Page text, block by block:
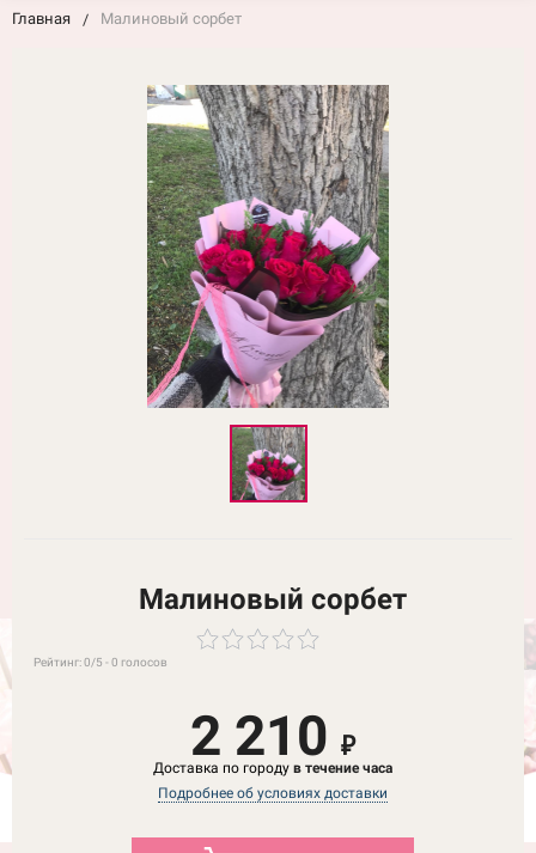
Главная Малиновый сорбет
Малиновый сорбет
Рейтинг:0/5 -0 голосов
2 210₽
Доставка по городув течение часа
Подробнее об условиях доставки